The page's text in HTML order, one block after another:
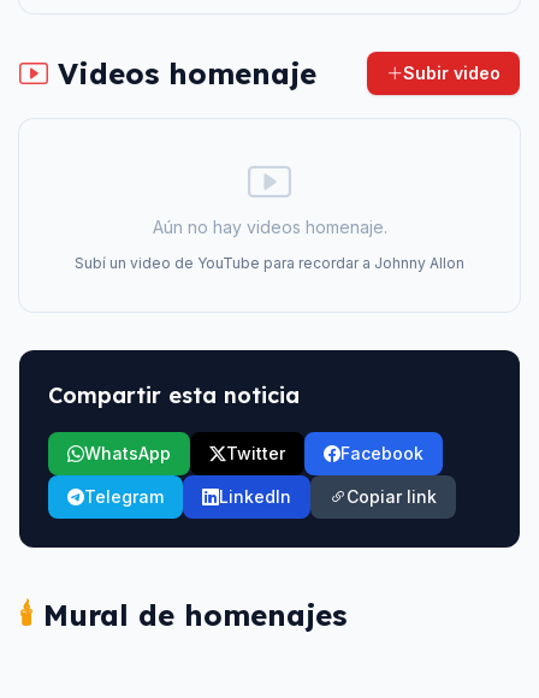
Videos homenaje Subir video
Aún no hay videos homenaje.
Subí un video de YouTube para recordar a Johnny Allon
Compartir esta noticia
WhatsApp Twitter Facebook
Telegram LinkedIn Copiar link
🕯️ Mural de homenajes